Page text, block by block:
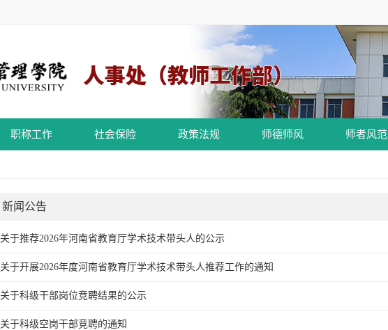
职称工作 社会保险 政策法规 师德师风 师者风范
新闻公告
关于推荐2026年河南省教育厅学术技术带头人的公示
关于开展2026年度河南省教育厅学术技术带头人推荐工作的通知
关于科级干部岗位竞聘结果的公示
关于科级空岗干部竞聘的通知